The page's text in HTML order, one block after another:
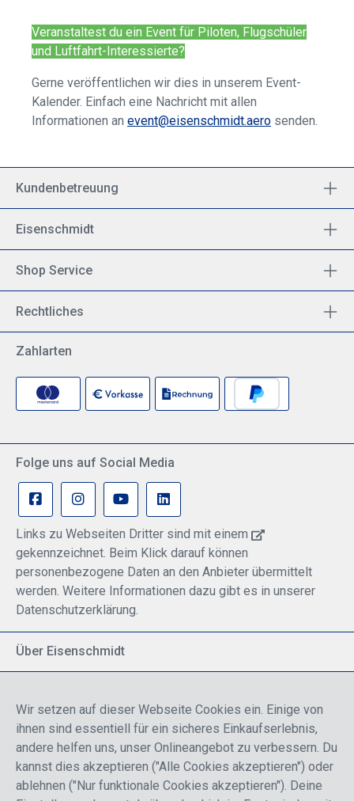
Veranstaltest du ein Event für Piloten, Flugschüler
und Luftfahrt-Interessierte?
Gerne veröffentlichen wir dies in unserem Event-
Kalender. Einfach eine Nachricht mit allen
Informationen an event@eisenschmidt.aero senden.
Kundenbetreuung
Eisenschmidt
Shop Service
Rechtliches
Zahlarten
Folge uns auf Social Media
Links zu Webseiten Dritter sind mit einem
gekennzeichnet. Beim Klick darauf können
personenbezogene Daten an den Anbieter übermittelt
werden. Weitere Informationen dazu gibt es in unserer
Datenschutzerklärung.
Über Eisenschmidt
Breite Palette von Luftfahrtprodukten
Fokus auf Pilotenausbildung
Sicher einkaufen
Wir setzen auf dieser Webseite Cookies ein. Einige von
ihnen sind essentiell für ein sicheres Einkaufserlebnis,
andere helfen uns, unser Onlineangebot zu verbessern. Du
kannst dies akzeptieren ("Alle Cookies akzeptieren") oder
ablehnen ("Nur funktionale Cookies akzeptieren"). Deine